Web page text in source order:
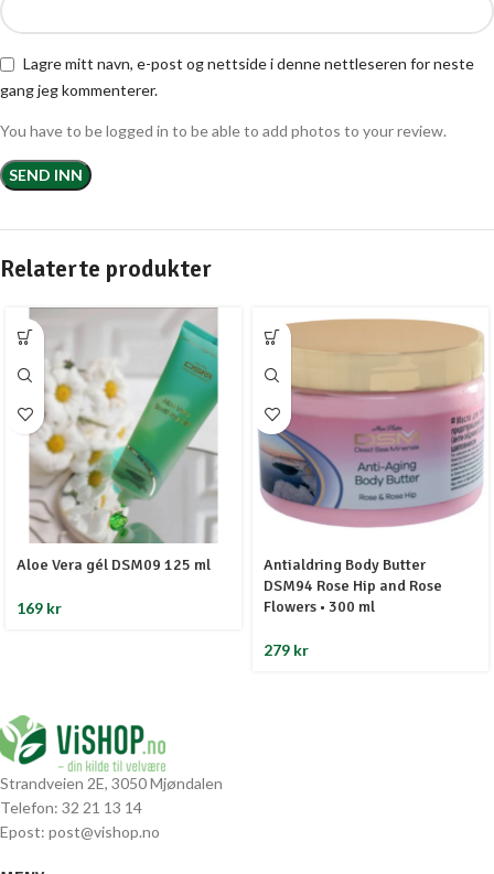
Lagre mitt navn, e-post og nettside i denne nettleseren for neste
gang jeg kommenterer.
You have to be logged in to be able to add photos to your review.
Relaterte produkter
Aloe Vera gél DSM09 125 ml
169 kr
Antialdring Body Butter
DSM94 Rose Hip and Rose
Flowers • 300 ml
279 kr
Strandveien 2E, 3050 Mjøndalen
Telefon: 32 21 13 14
Epost: post@vishop.no